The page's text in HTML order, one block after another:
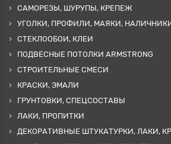
САМОРЕЗЫ, ШУРУПЫ, КРЕПЕЖ
УГОЛКИ, ПРОФИЛИ, МАЯКИ,
СТЕКЛООБОИ, КЛЕИ
ПОДВЕСНЫЕ ПОТОЛКИ ARMSTRONG
СТРОИТЕЛЬНЫЕ СМЕСИ
КРАСКИ, ЭМАЛИ
ГРУНТОВКИ, СПЕЦСОСТАВЫ
ЛАКИ, ПРОПИТКИ
ДЕКОРАТИВНЫЕ ШТУКАТУРКИ, ЛАКИ,